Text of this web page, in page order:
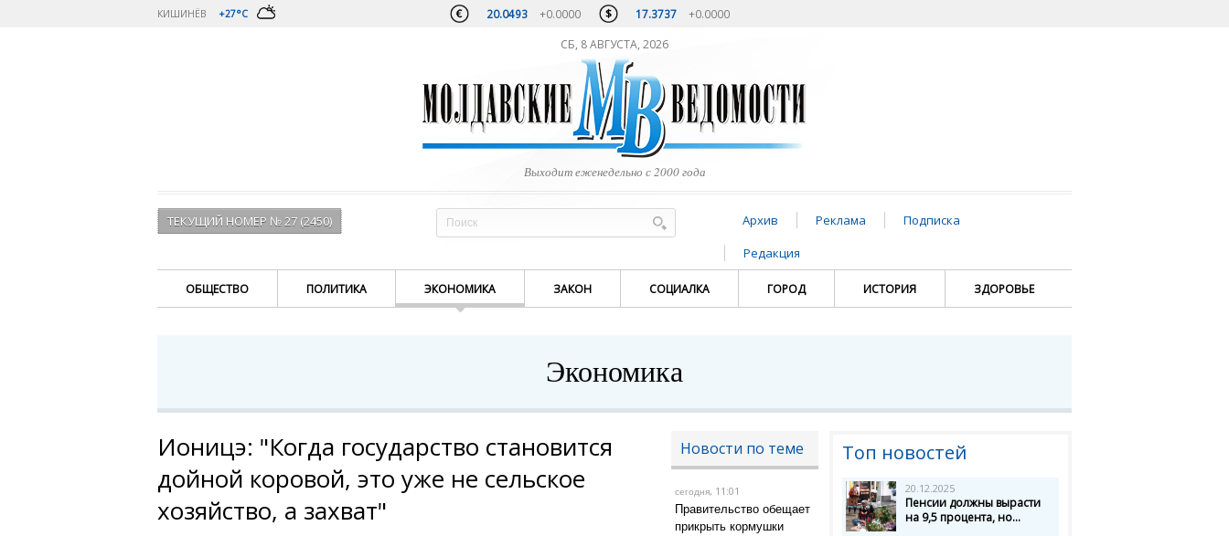
КИШИНЁВ +27°C 20.0493 +0.0000 17.3737 +0.0000
СБ, 8 АВГУСТА, 2026
Выходит еженедельно с 2000 года
ТЕКУЩИЙ НОМЕР № 27 (2450) Архив Реклама
Подписка
Редакция
ОБЩЕСТВО ПОЛИТИКА ЭКОНОМИКА ЗАКОН СОЦИАЛКА ГОРОД ИСТОРИЯ ЗДОРОВЬЕ
Экономика
Ионицэ: "Когда государство становится
дойной коровой, это уже не сельское
хозяйство, а захват"
Новости по теме
сегодня, 11:01
Правительство обещает
прикрыть кормушки
Топ новостей
20.12.2025
Пенсии должны вырасти
на 9,5 процента, но...